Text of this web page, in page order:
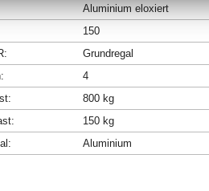
Aluminium eloxiert
150
Grundregal
4
800 kg
150 kg
Aluminium